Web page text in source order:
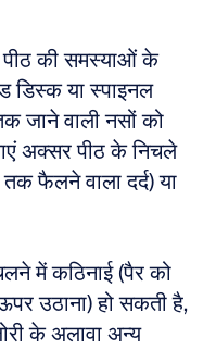
पीठ की समस्याओं के
डिस्क या स्पाइनल
जाने वाली नसों को
अक्सर पीठ के निचले
फैलने वाला दर्द) या
में कठिनाई (पैर को
उठाना) हो सकती है,
के अलावा अन्य